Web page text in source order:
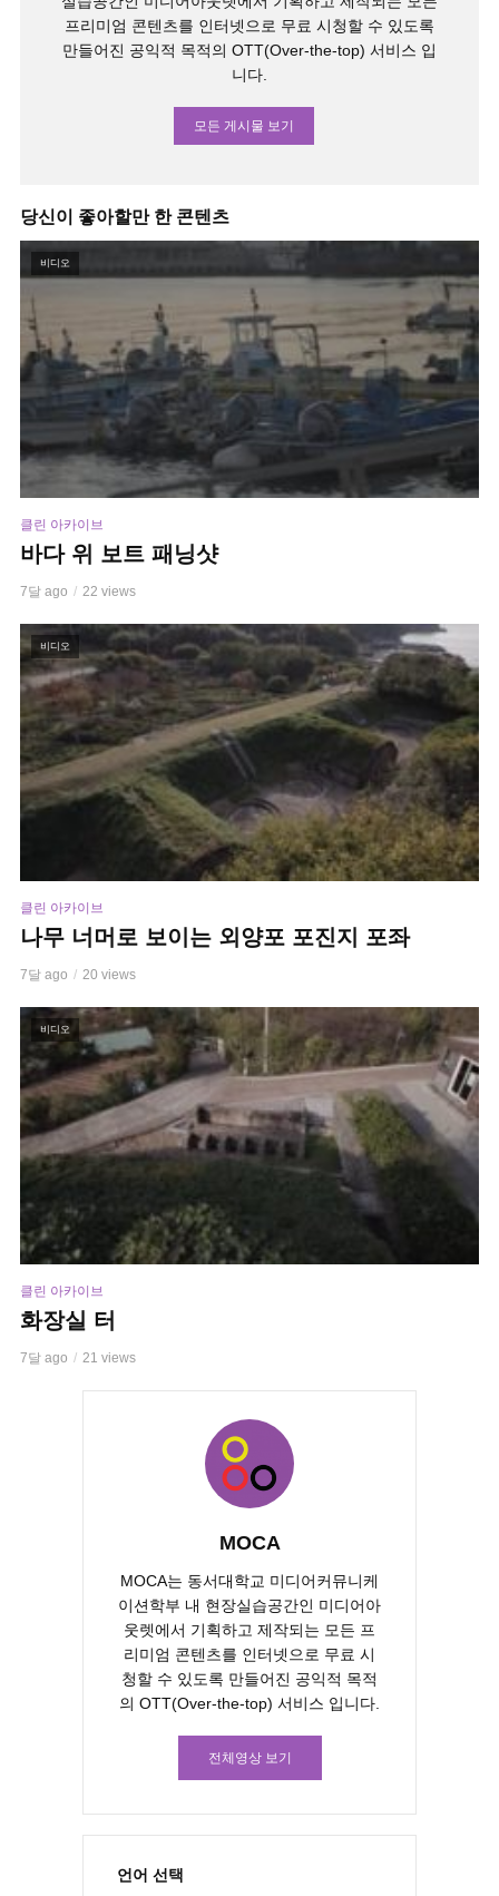
프리미엄 콘텐츠를 인터넷으로 무료 시청할 수 있도록
만들어진 공익적 목적의 OTT(Over-the-top) 서비스 입
니다.
모든 게시물 보기
당신이 좋아할만 한 콘텐츠
비디오
클린 아카이브
바다 위 보트 패닝샷
7달 ago 22 views
비디오
클린 아카이브
나무 너머로 보이는 외양포 포진지 포좌
7달 ago 20 views
비디오
클린 아카이브
화장실 터
7달 ago 21 views
MOCA
MOCA는 동서대학교 미디어커뮤니케
이션학부 내 현장실습공간인 미디어아
웃렛에서 기획하고 제작되는 모든 프
리미엄 콘텐츠를 인터넷으로 무료 시
청할 수 있도록 만들어진 공익적 목적
의 OTT(Over-the-top) 서비스 입니다.
전체영상 보기
언어 선택